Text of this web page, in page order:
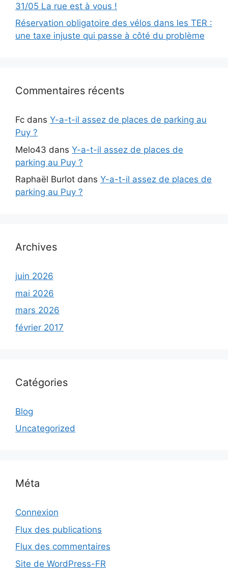
31/05 La rue est à vous !
Réservation obligatoire des vélos dans les TER :
une taxe injuste qui passe à côté du problème
Commentaires récents
Fc dans Y-a-t-il assez de places de parking au
Puy ?
Melo43 dans Y-a-t-il assez de places de
parking au Puy ?
Raphaël Burlot dans Y-a-t-il assez de places de
parking au Puy ?
Archives
juin 2026
mai 2026
mars 2026
février 2017
Catégories
Blog
Uncategorized
Méta
Connexion
Flux des publications
Flux des commentaires
Site de WordPress-FR